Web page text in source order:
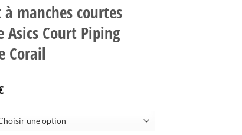
manches courtes
Asics Court Piping
Corail